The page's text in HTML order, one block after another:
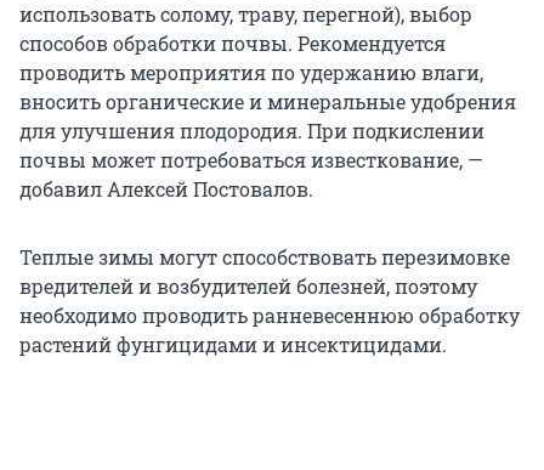
использовать солому, траву, перегной), выбор
способов обработки почвы. Рекомендуется
проводить мероприятия по удержанию влаги,
вносить органические и минеральные удобрения
для улучшения плодородия. При подкислении
почвы может потребоваться известкование, —
добавил Алексей Постовалов.
Теплые зимы могут способствовать перезимовке
вредителей и возбудителей болезней, поэтому
необходимо проводить ранневесеннюю обработку
растений фунгицидами и инсектицидами.